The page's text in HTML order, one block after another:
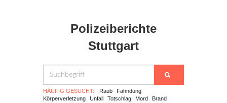
Polizeiberichte
Stuttgart
HÄUFIG GESUCHT: Raub
Fahndung
Körperverletzung
Unfall Totschlag Mord
Brand